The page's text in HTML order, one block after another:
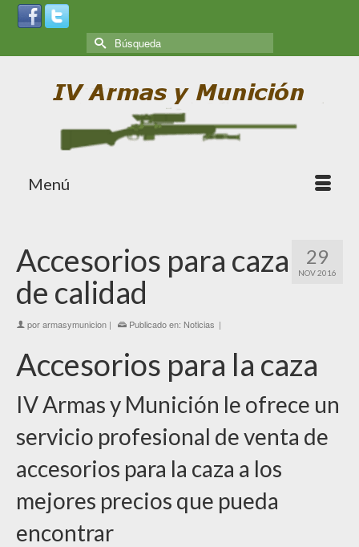
Menú
29
NOV 2016
Accesorios para caza
de calidad
porarmasymunicion | Publicado en: Noticias |
Accesorios para la caza
IV Armas y Munición le ofrece un
servicio profesional de venta de
accesorios para la caza a los
mejores precios que pueda
encontrar